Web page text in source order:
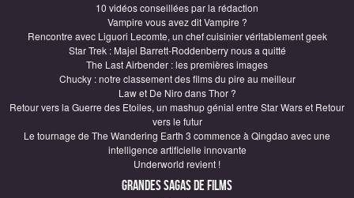
10 vidéos conseillées par la rédaction
Vampire vous avez dit Vampire ?
Rencontre avec Liguori Lecomte, un chef cuisinier véritablement geek
Star Trek : Majel Barrett-Roddenberry nous a quitté
The Last Airbender : les premières images
Chucky : notre classement des films du pire au meilleur
Law et De Niro dans Thor ?
Retour vers la Guerre des Etoiles, un mashup génial entre Star Wars et Retour
vers le futur
Le tournage de The Wandering Earth 3 commence à Qingdao avec une
intelligence artificielle innovante
Underworld revient !
Grandes sagas de Films